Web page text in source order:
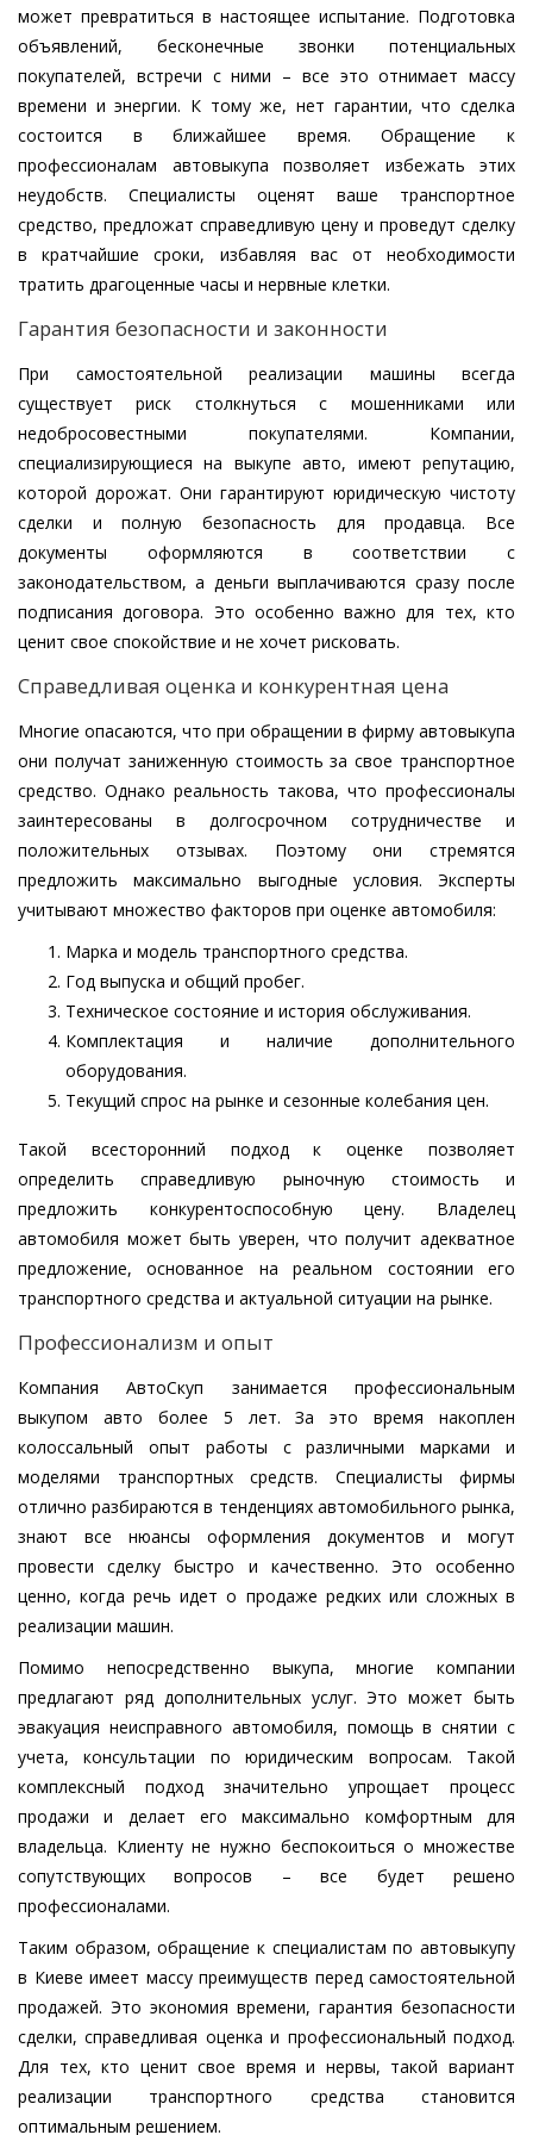
может превратиться в настоящее испытание. Подготовка
объявлений, бесконечные звонки потенциальных
покупателей, встречи с ними – все это отнимает массу
времени и энергии. К тому же, нет гарантии, что сделка
состоится в ближайшее время. Обращение к
профессионалам автовыкупа позволяет избежать этих
неудобств. Специалисты оценят ваше транспортное
средство, предложат справедливую цену и проведут сделку
в кратчайшие сроки, избавляя вас от необходимости
тратить драгоценные часы и нервные клетки.
Гарантия безопасности и законности
При самостоятельной реализации машины всегда
существует риск столкнуться с мошенниками или
недобросовестными покупателями. Компании,
специализирующиеся на выкупе авто, имеют репутацию,
которой дорожат. Они гарантируют юридическую чистоту
сделки и полную безопасность для продавца. Все
документы оформляются в соответствии с
законодательством, а деньги выплачиваются сразу после
подписания договора. Это особенно важно для тех, кто
ценит свое спокойствие и не хочет рисковать.
Справедливая оценка и конкурентная цена
Многие опасаются, что при обращении в фирму автовыкупа
они получат заниженную стоимость за свое транспортное
средство. Однако реальность такова, что профессионалы
заинтересованы в долгосрочном сотрудничестве и
положительных отзывах. Поэтому они стремятся
предложить максимально выгодные условия. Эксперты
учитывают множество факторов при оценке автомобиля:
Марка и модель транспортного средства.
Год выпуска и общий пробег.
Техническое состояние и история обслуживания.
Комплектация и наличие дополнительного
оборудования.
Текущий спрос на рынке и сезонные колебания цен.
Такой всесторонний подход к оценке позволяет
определить справедливую рыночную стоимость и
предложить конкурентоспособную цену. Владелец
автомобиля может быть уверен, что получит адекватное
предложение, основанное на реальном состоянии его
транспортного средства и актуальной ситуации на рынке.
Профессионализм и опыт
Компания АвтоСкуп занимается профессиональным
выкупом авто более 5 лет. За это время накоплен
колоссальный опыт работы с различными марками и
моделями транспортных средств. Специалисты фирмы
отлично разбираются в тенденциях автомобильного рынка,
знают все нюансы оформления документов и могут
провести сделку быстро и качественно. Это особенно
ценно, когда речь идет о продаже редких или сложных в
реализации машин.
Помимо непосредственно выкупа, многие компании
предлагают ряд дополнительных услуг. Это может быть
эвакуация неисправного автомобиля, помощь в снятии с
учета, консультации по юридическим вопросам. Такой
комплексный подход значительно упрощает процесс
продажи и делает его максимально комфортным для
владельца. Клиенту не нужно беспокоиться о множестве
сопутствующих вопросов – все будет решено
профессионалами.
Таким образом, обращение к специалистам по автовыкупу
в Киеве имеет массу преимуществ перед самостоятельной
продажей. Это экономия времени, гарантия безопасности
сделки, справедливая оценка и профессиональный подход.
Для тех, кто ценит свое время и нервы, такой вариант
реализации транспортного средства становится
оптимальным решением.